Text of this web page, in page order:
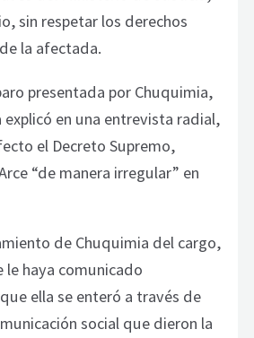
sin respetar los derechos
la afectada.
presentada por Chuquimia,
explicó en una entrevista radial,
el Decreto Supremo,
“de manera irregular” en
de Chuquimia del cargo,
le haya comunicado
ella se enteró a través de
social que dieron la